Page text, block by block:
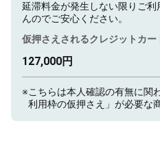
延滞料金が発生しない限りご
んのでご安心ください。
仮押さえされるクレジットカー
127,000円
※こちらは本人確認の有無に関
利用枠の仮押さえ」が必要な